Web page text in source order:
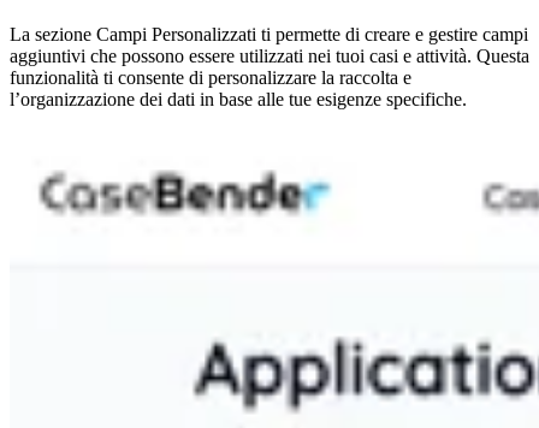
La sezione Campi Personalizzati ti permette di creare e gestire campi
aggiuntivi che possono essere utilizzati nei tuoi casi e attività. Questa
funzionalità ti consente di personalizzare la raccolta e
l’organizzazione dei dati in base alle tue esigenze specifiche.